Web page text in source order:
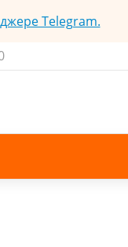
Telegram.